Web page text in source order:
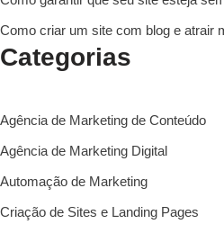
Como criar um site com blog e atrair
Categorias
Agência de Marketing de Conteúdo
Agência de Marketing Digital
Automação de Marketing
Criação de Sites e Landing Pages